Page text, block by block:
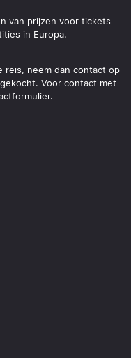
van prijzen voor tickets
in Europa.
reis, neem dan contact op
Voor contact met